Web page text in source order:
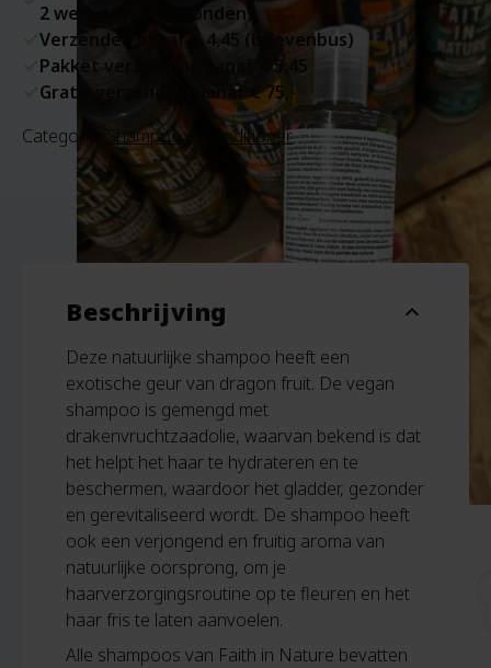
2 werkdagen verzonden)
Verzenden vanaf € 4,45 (brievenbus)
Pakket verzending vanaf € 5,45
Gratis verzending vanaf € 75,-
Categorie:
Shampoo & conditioner
Beschrijving expand_more
Deze natuurlijke shampoo heeft een
exotische geur van dragon fruit. De vegan
shampoo is gemengd met
drakenvruchtzaadolie, waarvan bekend is dat
het helpt het haar te hydrateren en te
beschermen, waardoor het gladder, gezonder
en gerevitaliseerd wordt. De shampoo heeft
ook een verjongend en fruitig aroma van
natuurlijke oorsprong, om je
haarverzorgingsroutine op te fleuren en het
haar fris te laten aanvoelen.
Alle shampoos van Faith in Nature bevatten